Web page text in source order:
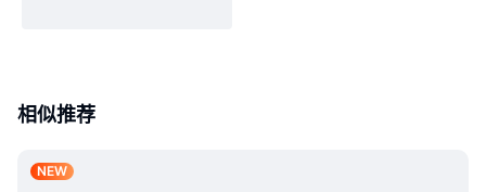
相似推荐
NEW